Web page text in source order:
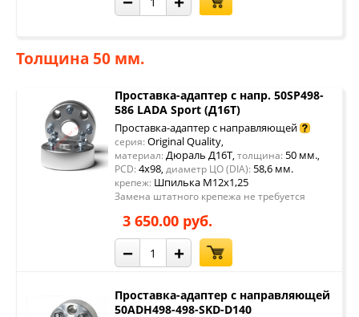
Толщина 50 мм.
Проставка-адаптер с напр. 50SP498-
586 LADA Sport (Д16Т)
Проставка-адаптер с направляющей
серия: Original Quality,
материал: Дюраль Д16Т, толщина: 50 мм.,
PCD: 4x98, диаметр ЦО (DIA): 58,6 мм.
крепеж: Шпилька М12х1,25
Замена штатного крепежа не требуется
3 650.00 руб.
− +
Проставка-адаптер с направляющей
50ADH498-498-SKD-D140